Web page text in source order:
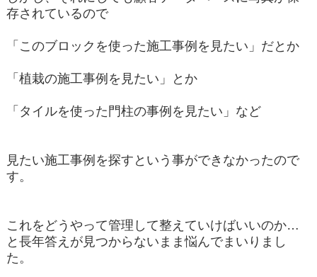
存されているので
「このブロックを使った施工事例を見たい」だとか
「植栽の施工事例を見たい」とか
「タイルを使った門柱の事例を見たい」など
見たい施工事例を探すという事ができなかったので
す。
これをどうやって管理して整えていけばいいのか…
と長年答えが見つからないまま悩んでまいりまし
た。